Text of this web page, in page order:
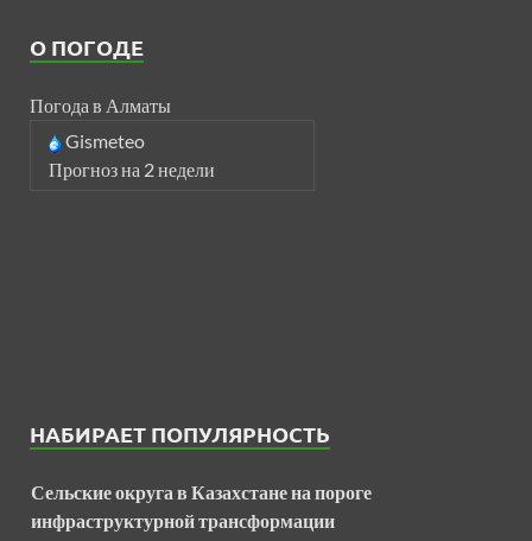
О ПОГОДЕ
Погода в Алматы
Gismeteo
Прогноз на 2 недели
НАБИРАЕТ ПОПУЛЯРНОСТЬ
Сельские округа в Казахстане на пороге
инфраструктурной трансформации